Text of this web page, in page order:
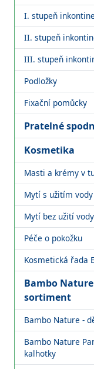
I. stupeň
II. stupeň
III. stupeň
Podložky
Fixační pomůcky
Pratelné
Kosmetika
Masti a krémy v
Mytí s užitím vody
Mytí bez užití vody
Péče o pokožku
Kosmetická řada
Bambo
sortiment
Bambo Nature -
Bambo Nature
kalhotky